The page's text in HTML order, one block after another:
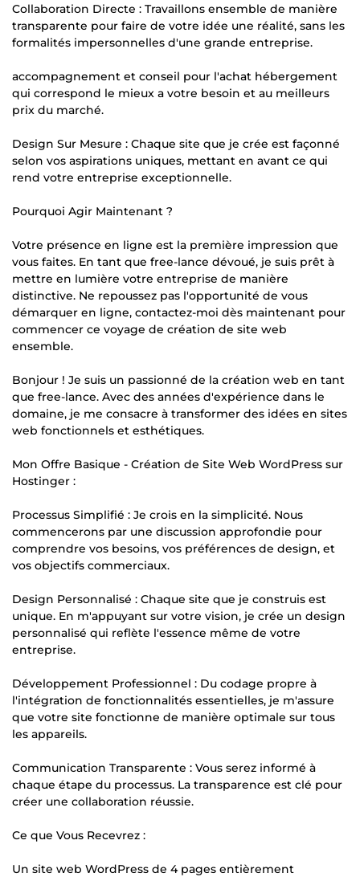
Collaboration Directe : Travaillons ensemble de manière
transparente pour faire de votre idée une réalité, sans les
formalités impersonnelles d'une grande entreprise.
accompagnement et conseil pour l'achat hébergement
qui correspond le mieux a votre besoin et au meilleurs
prix du marché.
Design Sur Mesure : Chaque site que je crée est façonné
selon vos aspirations uniques, mettant en avant ce qui
rend votre entreprise exceptionnelle.
Pourquoi Agir Maintenant ?
Votre présence en ligne est la première impression que
vous faites. En tant que free-lance dévoué, je suis prêt à
mettre en lumière votre entreprise de manière
distinctive. Ne repoussez pas l'opportunité de vous
démarquer en ligne, contactez-moi dès maintenant pour
commencer ce voyage de création de site web
ensemble.
Bonjour ! Je suis un passionné de la création web en tant
que free-lance. Avec des années d'expérience dans le
domaine, je me consacre à transformer des idées en sites
web fonctionnels et esthétiques.
Mon Offre Basique - Création de Site Web WordPress sur
Hostinger :
Processus Simplifié : Je crois en la simplicité. Nous
commencerons par une discussion approfondie pour
comprendre vos besoins, vos préférences de design, et
vos objectifs commerciaux.
Design Personnalisé : Chaque site que je construis est
unique. En m'appuyant sur votre vision, je crée un design
personnalisé qui reflète l'essence même de votre
entreprise.
Développement Professionnel : Du codage propre à
l'intégration de fonctionnalités essentielles, je m'assure
que votre site fonctionne de manière optimale sur tous
les appareils.
Communication Transparente : Vous serez informé à
chaque étape du processus. La transparence est clé pour
créer une collaboration réussie.
Ce que Vous Recevrez :
Un site web WordPress de 4 pages entièrement